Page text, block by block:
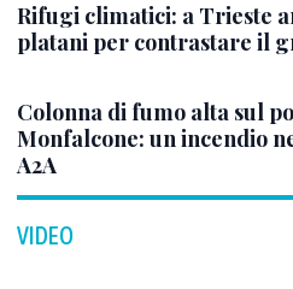
Rifugi climatici: a Trieste
platani per contrastare il
Colonna di fumo alta sul
Monfalcone: un incendio
A2A
VIDEO